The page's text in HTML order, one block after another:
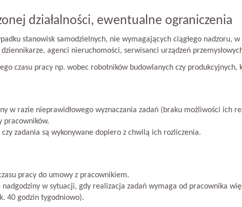
działalności, ewentualne ograniczenia
stanowisk samodzielnych, nie wymagających ciągłego nadzoru,
agenci nieruchomości, serwisanci urządzeń
czasu pracy np. wobec robotników budowlanych czy
w razie nieprawidłowego wyznaczania zadań (braku możliwości ich
pracowników.
zadania są wykonywane dopiero z chwilą ich rozliczenia.
pracy do umowy z pracownikiem.
w sytuacji, gdy realizacja zadań wymaga od pracownika
40 godzin tygodniowo).